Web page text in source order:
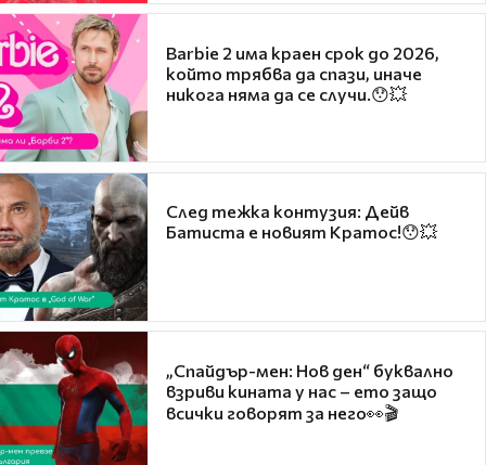
Barbie 2 има краен срок до 2026,
който трябва да спази, иначе
никога няма да се случи.😯💥
След тежка контузия: Дейв
Батиста е новият Кратос!😯💥
„Спайдър-мен: Нов ден“ буквално
взриви кината у нас – ето защо
всички говорят за него👀🎬